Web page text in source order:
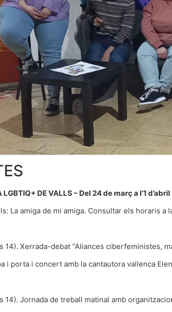
LGBTIQ+ DE VALLS – Del 24 de març a l’1 d’abril
La amiga de mi amiga. Consultar els horaris a
14). Xerrada-debat “Aliances ciberfeministes,
i porta i concert amb la cantautora vallenca
14). Jornada de treball matinal amb